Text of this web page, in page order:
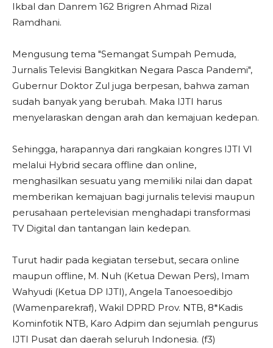
Ikbal dan Danrem 162 Brigren Ahmad Rizal
Ramdhani.
Mengusung tema "Semangat Sumpah Pemuda,
Jurnalis Televisi Bangkitkan Negara Pasca Pandemi",
Gubernur Doktor Zul juga berpesan, bahwa zaman
sudah banyak yang berubah. Maka IJTI harus
menyelaraskan dengan arah dan kemajuan kedepan.
Sehingga, harapannya dari rangkaian kongres IJTI VI
melalui Hybrid secara offline dan online,
menghasilkan sesuatu yang memiliki nilai dan dapat
memberikan kemajuan bagi jurnalis televisi maupun
perusahaan pertelevisian menghadapi transformasi
TV Digital dan tantangan lain kedepan.
Turut hadir pada kegiatan tersebut, secara online
maupun offline, M. Nuh (Ketua Dewan Pers), Imam
Wahyudi (Ketua DP IJTI), Angela Tanoesoedibjo
(Wamenparekraf), Wakil DPRD Prov. NTB, 8*Kadis
Kominfotik NTB, Karo Adpim dan sejumlah pengurus
IJTI Pusat dan daerah seluruh Indonesia. (f3)